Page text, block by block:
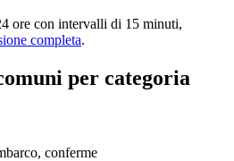
ore con intervalli di 15 minuti,
completa.
per categoria
conferme